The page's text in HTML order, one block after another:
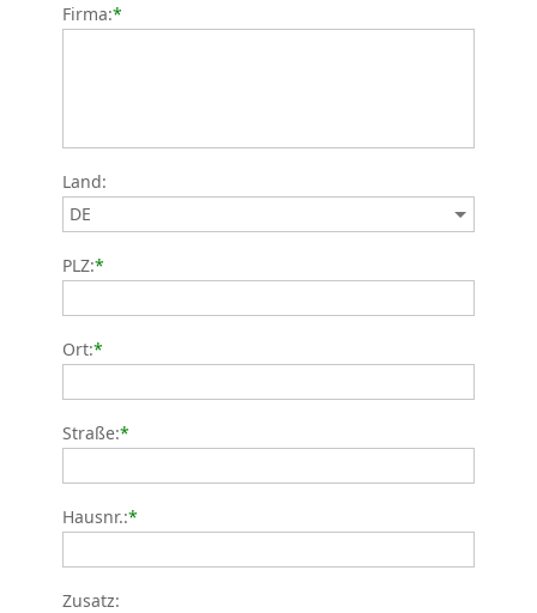
Firma:*
Land:
PLZ:*
Ort:*
Straße:*
Hausnr.:*
Zusatz: